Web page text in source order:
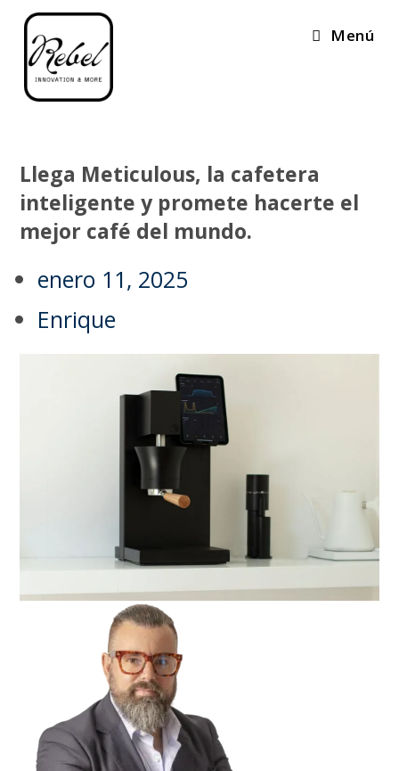
Menú
Llega Meticulous, la cafetera
inteligente y promete hacerte el
mejor café del mundo.
enero 11, 2025
Enrique